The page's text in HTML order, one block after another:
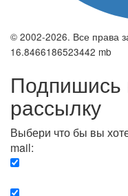
© 2002-2026. Все права
16.8466186523442 mb
Подпишись
рассылку
Выбери что бы вы
mail: